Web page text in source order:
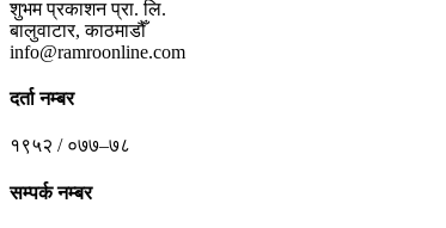
शुभम प्रकाशन प्रा. लि.
बालुवाटार, काठमाडौँ
info@ramroonline.com
दर्ता नम्बर
१९५२ / ०७७–७८
सम्पर्क नम्बर